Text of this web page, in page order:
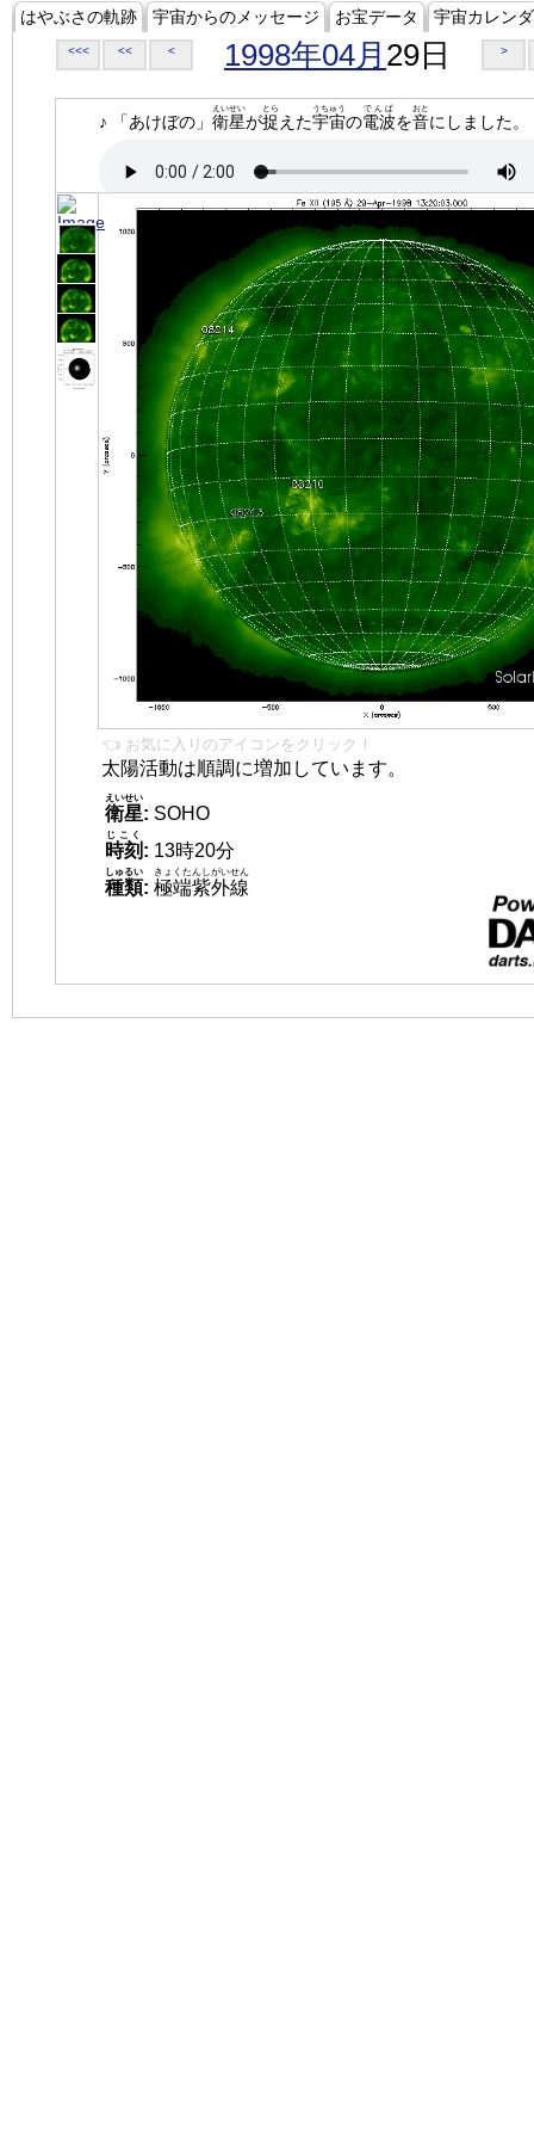
はやぶさの軌跡 宇宙からのメッセージ お宝データ 宇宙カレン
<<< << < 1998年04月 29日 >
♪ 「あけぼの」 衛星
えいせい
が捉
とら
えた宇宙
うちゅう
の電波
でんぱ
を音
おと
にしました。
👈 お気に入りのアイコンをクリック！
太陽活動は順調に増加しています。
衛星
えいせい
: SOHO
時刻
じこく
: 13時20分
種類
しゅるい
: 極端紫外線
きょくたんしがいせん